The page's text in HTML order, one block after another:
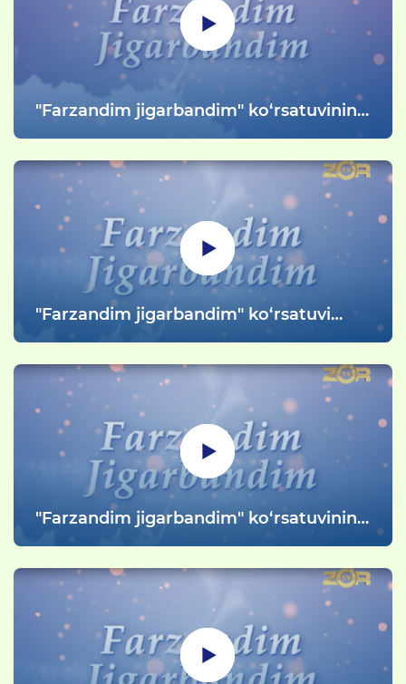
"Farzandim jigarbandim" ko‘rsatuvining
175-soni Milliy gvardiya Jamoat
qasamyod va yosh talaba kursantlarga
bag‘ishlangan (1-qism)
"Farzandim jigarbandim" ko‘rsatuvi
Milliy gvardiya tasarrufidagi Bolalar
sonli Mehribonlik uyi tarbiyalanuvchilari
psixologik trening mashg‘ulotlarida.
"Farzandim jigarbandim" ko‘rsatuvining
haqida 22-sonli Mehribonlik uyi
tarbiyalanuvchilari psixologik trening
mashg‘ulotlarida. (1-qism)